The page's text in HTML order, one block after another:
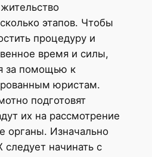
этапов. Чтобы
процедуру и
время и силы,
за помощью к
юристам.
подготовят
их на рассмотрение
органы. Изначально
начинать с